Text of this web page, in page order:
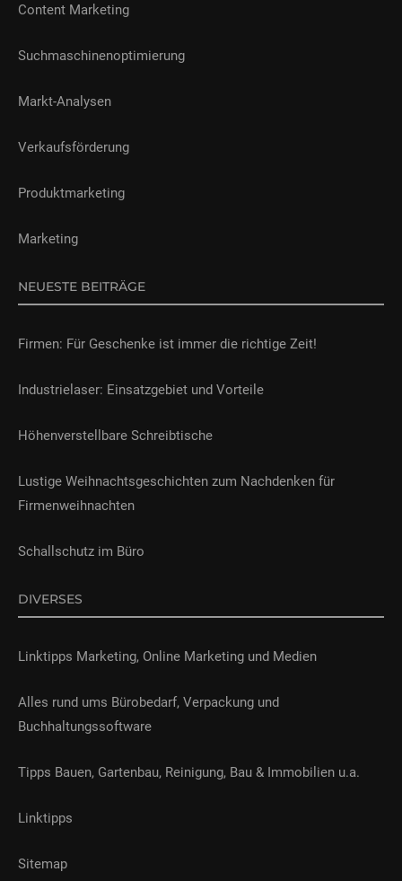
Content Marketing
Suchmaschinenoptimierung
Markt-Analysen
Verkaufsförderung
Produktmarketing
Marketing
NEUESTE BEITRÄGE
Firmen: Für Geschenke ist immer die richtige Zeit!
Industrielaser: Einsatzgebiet und Vorteile
Höhenverstellbare Schreibtische
Lustige Weihnachtsgeschichten zum Nachdenken für
Firmenweihnachten
Schallschutz im Büro
DIVERSES
Linktipps Marketing, Online Marketing und Medien
Alles rund ums Bürobedarf, Verpackung und
Buchhaltungssoftware
Tipps Bauen, Gartenbau, Reinigung, Bau & Immobilien u.a.
Linktipps
Sitemap